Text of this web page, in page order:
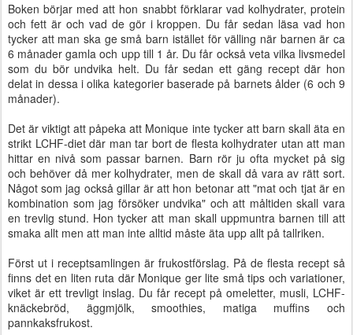
Boken börjar med att hon snabbt förklarar vad kolhydrater, protein
och fett är och vad de gör i kroppen. Du får sedan läsa vad hon
tycker att man ska ge små barn istället för välling när barnen är ca
6 månader gamla och upp till 1 år. Du får också veta vilka livsmedel
som du bör undvika helt. Du får sedan ett gäng recept där hon
delat in dessa i olika kategorier baserade på barnets ålder (6 och 9
månader).
Det är viktigt att påpeka att Monique inte tycker att barn skall äta en
strikt LCHF-diet där man tar bort de flesta kolhydrater utan att man
hittar en nivå som passar barnen. Barn rör ju ofta mycket på sig
och behöver då mer kolhydrater, men de skall då vara av rätt sort.
Något som jag också gillar är att hon betonar att "mat och tjat är en
kombination som jag försöker undvika" och att måltiden skall vara
en trevlig stund. Hon tycker att man skall uppmuntra barnen till att
smaka allt men att man inte alltid måste äta upp allt på tallriken.
Först ut i receptsamlingen är frukostförslag. På de flesta recept så
finns det en liten ruta där Monique ger lite små tips och variationer,
viket är ett trevligt inslag. Du får recept på omeletter, musli, LCHF-
knäckebröd, äggmjölk, smoothies, matiga muffins och
pannkaksfrukost.